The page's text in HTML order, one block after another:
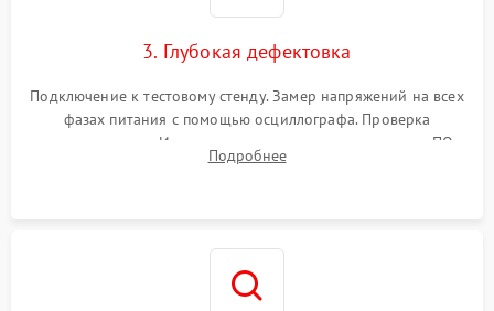
3. Глубокая дефектовка
Подключение к тестовому стенду. Замер напряжений на всех
фазах питания с помощью осциллографа. Проверка
инициализации. Использование специализированного ПО
MATS
Подробнее